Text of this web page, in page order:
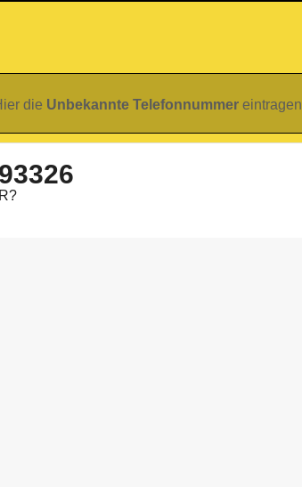
die Unbekannte Telefonnummer eintragen